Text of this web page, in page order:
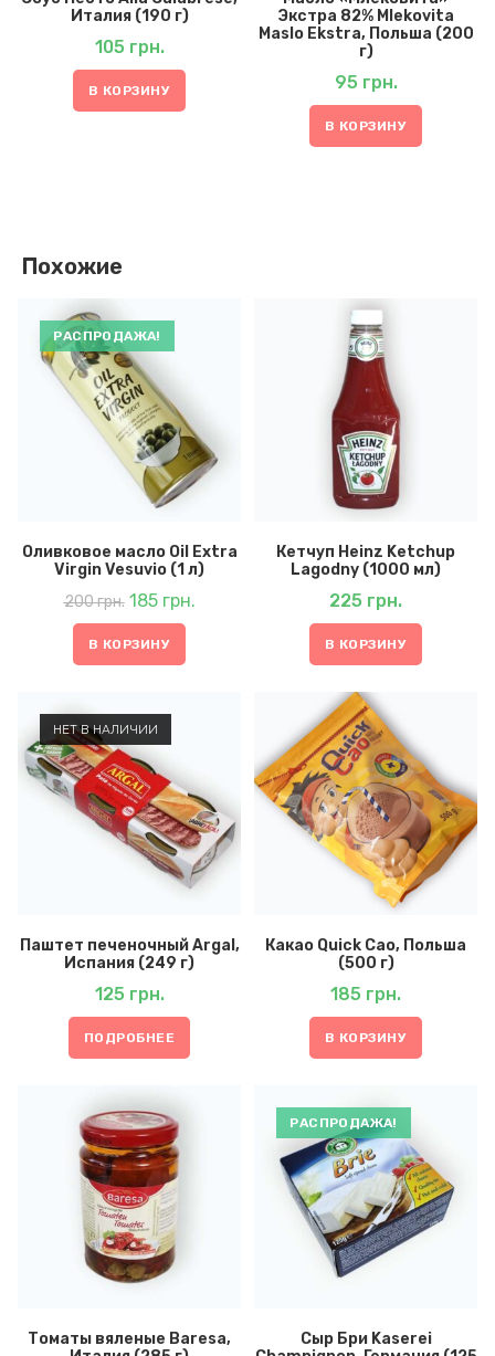
Италия (190 г)
105 грн.
В КОРЗИНУ
Экстра 82% Mlekovita
Maslo Ekstra, Польша (200
г)
95 грн.
В КОРЗИНУ
Похожие
РАСПРОДАЖА!
Оливковое масло Oil Extra
Virgin Vesuvio (1 л)
200грн. Первоначальная
цена
составляла
200 грн..
185 грн.185 грн..
В КОРЗИНУ
Кетчуп Heinz Ketchup
Lagodny (1000 мл)
225 грн.
В КОРЗИНУ
НЕТ В НАЛИЧИИ
Паштет печеночный Argal,
Испания (249 г)
125 грн.
ПОДРОБНЕЕ
Какао Quick Cao, Польша
(500 г)
185 грн.
В КОРЗИНУ
Томаты вяленые Baresa,
РАСПРОДАЖА!
Сыр Бри Kaserei